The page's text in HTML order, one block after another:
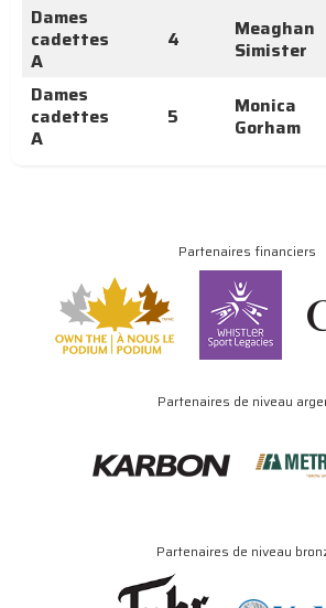
Dames
cadettes
A
4
Meaghan
Simister
Dames
cadettes
A
5
Monica
Gorham
Partenaires financiers
Partenaires de niveau
Partenaires de niveau